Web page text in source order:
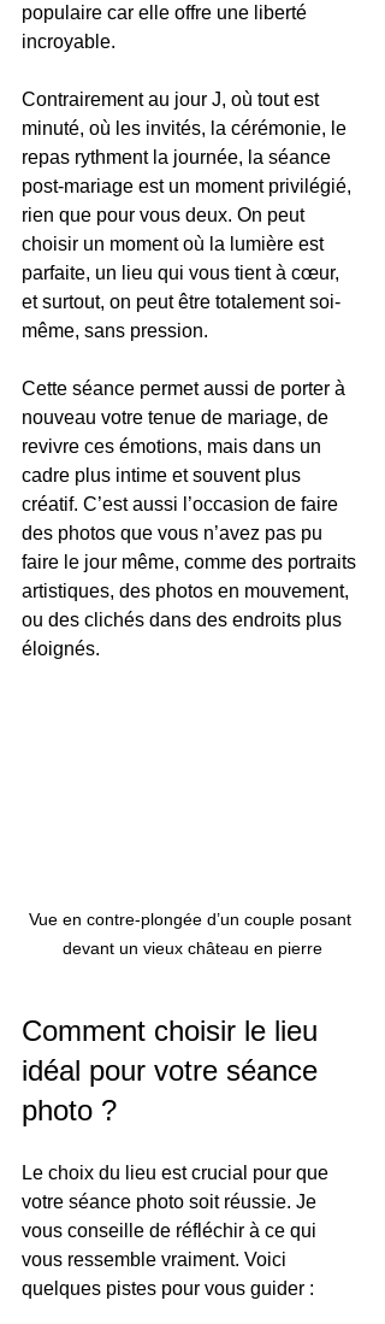
populaire car elle offre une liberté
incroyable.
Contrairement au jour J, où tout est
minuté, où les invités, la cérémonie, le
repas rythment la journée, la séance
post-mariage est un moment privilégié,
rien que pour vous deux. On peut
choisir un moment où la lumière est
parfaite, un lieu qui vous tient à cœur,
et surtout, on peut être totalement soi-
même, sans pression.
Cette séance permet aussi de porter à
nouveau votre tenue de mariage, de
revivre ces émotions, mais dans un
cadre plus intime et souvent plus
créatif. C’est aussi l’occasion de faire
des photos que vous n’avez pas pu
faire le jour même, comme des portraits
artistiques, des photos en mouvement,
ou des clichés dans des endroits plus
éloignés.
Vue en contre-plongée d’un couple posant
devant un vieux château en pierre
Comment choisir le lieu
idéal pour votre séance
photo ?
Le choix du lieu est crucial pour que
votre séance photo soit réussie. Je
vous conseille de réfléchir à ce qui
vous ressemble vraiment. Voici
quelques pistes pour vous guider :